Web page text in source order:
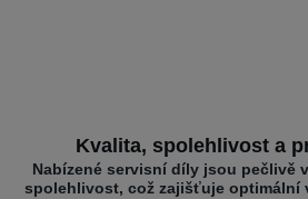
Kvalita, spolehlivost a
Nabízené servisní díly jsou pečlivě
spolehlivost, což zajišťuje optimální